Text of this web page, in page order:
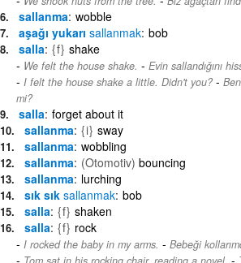
sallanma wobble
aşağı yukarı sallanmak bob
salla {f} shake
We felt the house shake. - Evin sallandığını
I felt the house shake a little. Didn't you?-
mi?
salla forget about it
sallanma {i} sway
sallanma wobbling
sallanma (Otomotiv) bouncing
sallanma lurching
sık sık sallanmak bob
salla {f} shaken
salla {f} rock
I rocked the baby in my arms. - Bebeği
-